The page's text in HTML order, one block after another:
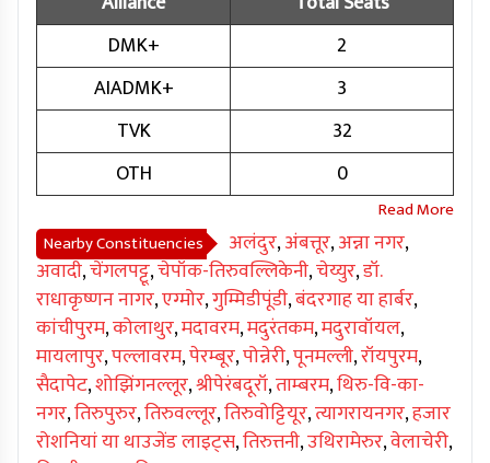
DMK+
2
AIADMK+
3
TVK
32
OTH
0
Nearby Constituencies अलंदुर,अंबत्तूर,अन्ना नगर,
अवादी,चेंगलपट्टू,चेपॉक-तिरुवल्लिकेनी,चेय्युर,डॉ.
राधाकृष्णन नागर,एग्मोर,गुम्मिडीपूंडी,बंदरगाह या हार्बर,
कांचीपुरम,कोलाथुर,मदावरम,मदुरंतकम,मदुरावॉयल,
मायलापुर,पल्लावरम,पेरम्बूर,पोन्नेरी,पूनमल्ली,रॉयपुरम,
सैदापेट,शोझिंगनल्लूर,श्रीपेरंबदूरॉ,ताम्बरम,थिरु-वि-का-
नगर,तिरुपुरुर,तिरुवल्लूर,तिरुवोट्टियूर,त्यागरायनगर,हजार
रोशनियां या थाउजेंड लाइट्स,तिरुत्तनी,उथिरामेरुर,वेलाचेरी,